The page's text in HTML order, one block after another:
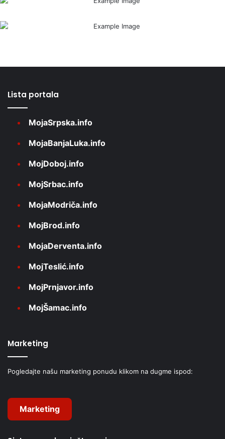
Lista portala
MojaSrpska.info
MojaBanjaLuka.info
MojDoboj.info
MojSrbac.info
MojaModriča.info
MojBrod.info
MojaDerventa.info
MojTeslić.info
MojPrnjavor.info
MojŠamac.info
Marketing
Pogledajte našu marketing ponudu klikom na dugme ispod:
Marketing